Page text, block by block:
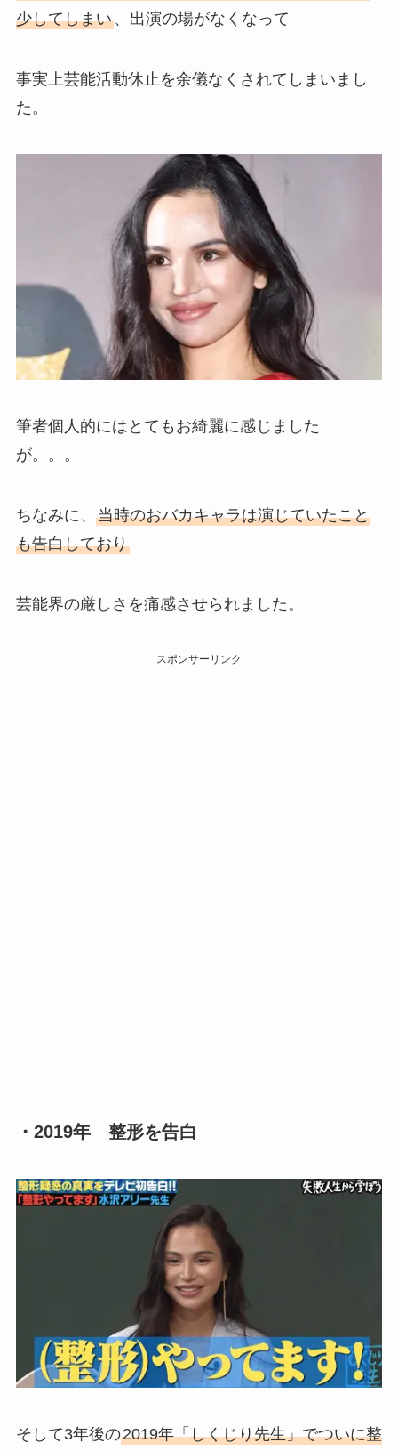
少してしまい、出演の場がなくなって
事実上芸能活動休止を余儀なくされてしまいまし
た。
筆者個人的にはとてもお綺麗に感じました
が。。。
ちなみに、 当時のおバカキャラは演じていたこと
も告白しており
芸能界の厳しさを痛感させられました。
スポンサーリンク
・2019年 整形を告白
そして3年後の2019年「しくじり先生」でついに整